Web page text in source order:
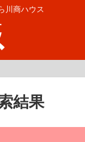
川商ハウス
結果